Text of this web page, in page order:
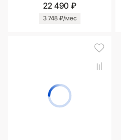
22 490 ₽
3 748 ₽/мес